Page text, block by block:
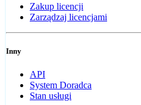
Zakup licencji
Zarządzaj licencjami
Inny
API
System Doradca
Stan usługi